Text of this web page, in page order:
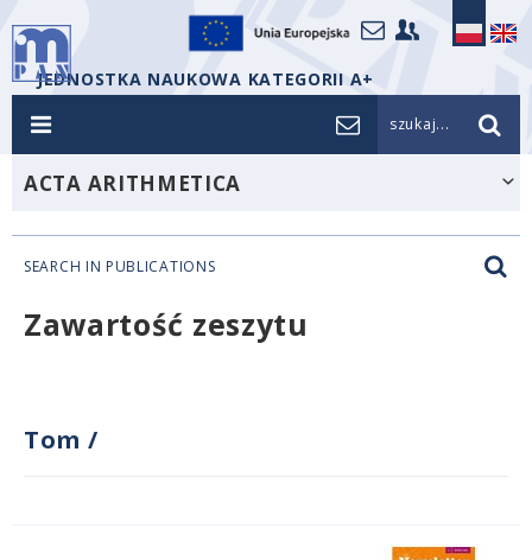
JEDNOSTKA NAUKOWA KATEGORII A+
szukaj...
ACTA ARITHMETICA
SEARCH IN PUBLICATIONS
Zawartość zeszytu
Tom /